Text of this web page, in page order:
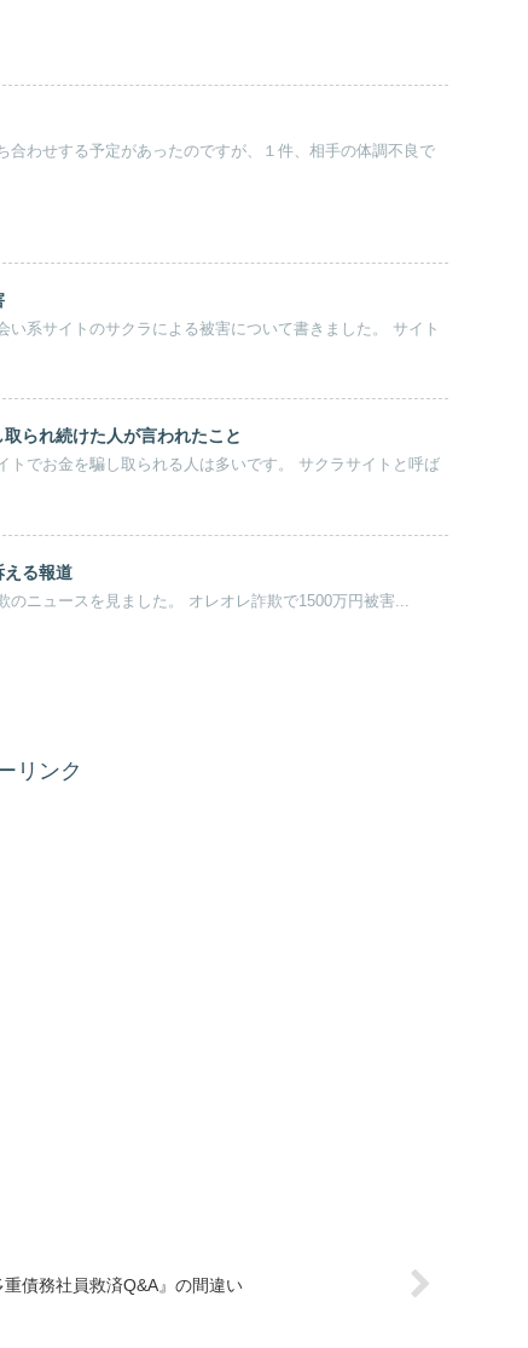
られ続けた人が言われたこと
える報道
弁護士石井です。 オレオレ詐欺のニュースを見ました。 オレオレ詐欺で1500万円被害...
リンク
重債務社員救済Q&A』の間違い